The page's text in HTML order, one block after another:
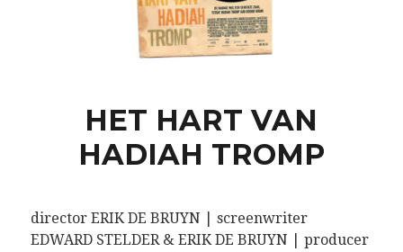
HET HART VAN
HADIAH TROMP
director ERIK DE BRUYN | screenwriter
EDWARD STELDER & ERIK DE BRUYN | producer